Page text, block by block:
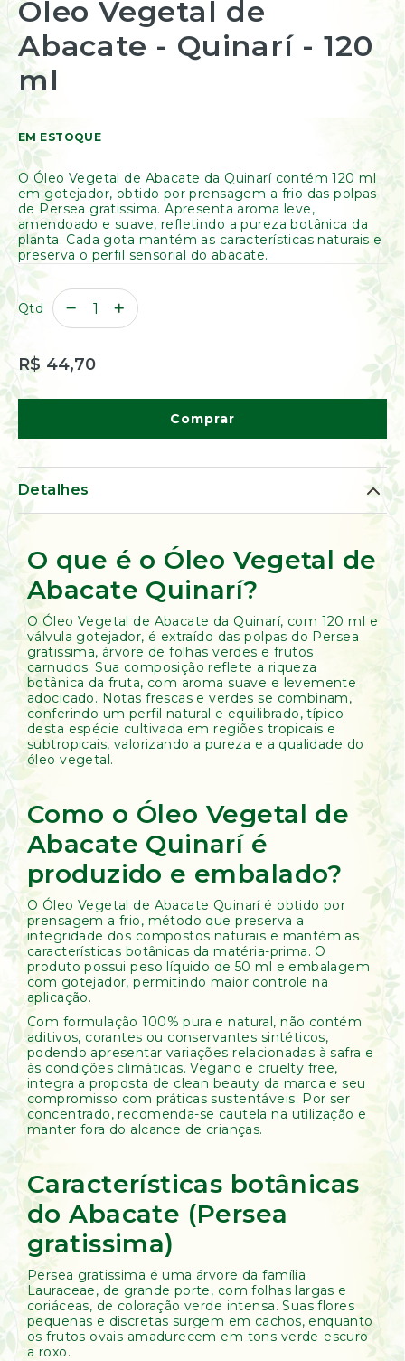
Resinas
Incensos
Naturais
Vegetais
Perfumados
Incensos
Incensários
Difusores
Aromáticos
Difusores
Elétricos
Livros
Ofertas
início
da
Galeria
de
Óleo Vegetal de
Abacate - Quinarí - 120
ml
EM ESTOQUE
O Óleo Vegetal de Abacate da Quinarí contém 120 ml
em gotejador, obtido por prensagem a frio das polpas
de Persea gratissima. Apresenta aroma leve,
amendoado e suave, refletindo a pureza botânica da
planta. Cada gota mantém as características naturais e
preserva o perfil sensorial do abacate.
Qtd
R$ 44,70
Comprar
Detalhes
O que é o Óleo Vegetal de
Abacate Quinarí?
O Óleo Vegetal de Abacate da Quinarí, com 120 ml e
válvula gotejador, é extraído das polpas do Persea
gratissima, árvore de folhas verdes e frutos
carnudos. Sua composição reflete a riqueza
botânica da fruta, com aroma suave e levemente
adocicado. Notas frescas e verdes se combinam,
conferindo um perfil natural e equilibrado, típico
desta espécie cultivada em regiões tropicais e
subtropicais, valorizando a pureza e a qualidade do
óleo vegetal.
Como o Óleo Vegetal de
Abacate Quinarí é
produzido e embalado?
O Óleo Vegetal de Abacate Quinarí é obtido por
prensagem a frio, método que preserva a
integridade dos compostos naturais e mantém as
características botânicas da matéria-prima. O
produto possui peso líquido de 50 ml e embalagem
com gotejador, permitindo maior controle na
aplicação.
Com formulação 100% pura e natural, não contém
aditivos, corantes ou conservantes sintéticos,
podendo apresentar variações relacionadas à safra e
às condições climáticas. Vegano e cruelty free,
integra a proposta de clean beauty da marca e seu
compromisso com práticas sustentáveis. Por ser
concentrado, recomenda-se cautela na utilização e
manter fora do alcance de crianças.
Características botânicas
do Abacate (Persea
gratissima)
Persea gratissima é uma árvore da família
Lauraceae, de grande porte, com folhas largas e
coriáceas, de coloração verde intensa. Suas flores
pequenas e discretas surgem em cachos, enquanto
os frutos ovais amadurecem em tons verde-escuro
a roxo.